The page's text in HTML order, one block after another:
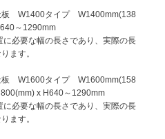
板 W1400タイプ W1400mm(138
～1290mm
必要な幅の長さであり、実際の長
ます。
板 W1600タイプ W1600mm(158
x H640～1290mm
必要な幅の長さであり、実際の長
ます。